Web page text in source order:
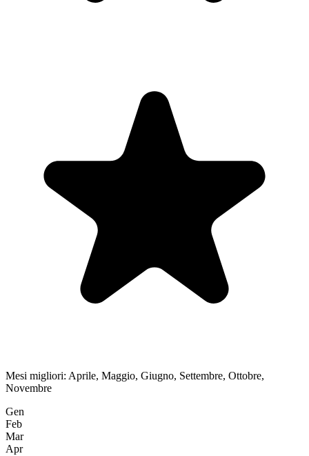
Mesi migliori: Aprile, Maggio, Giugno, Settembre, Ottobre,
Novembre
Gen
Feb
Mar
Apr